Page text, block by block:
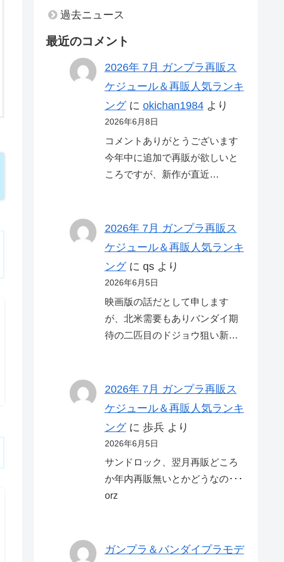
過去ニュース
最近のコメント
2026年 7月 ガンプラ再販ス
ケジュール＆再販人気ランキ
ングに okichan1984より
2026年6月8日
コメントありがとうございます
今年中に追加で再販が欲しいと
ころですが、新作が直近…
2026年 7月 ガンプラ再販ス
ケジュール＆再販人気ランキ
ングに qsより
2026年6月5日
映画版の話だとして申します
が、北米需要もありバンダイ期
待の二匹目のドジョウ狙い新…
2026年 7月 ガンプラ再販ス
ケジュール＆再販人気ランキ
ングに 歩兵より
2026年6月5日
サンドロック、翌月再販どころ
か年内再販無いとかどうなの･･･
orz
ガンプラ＆バンダイプラモデ